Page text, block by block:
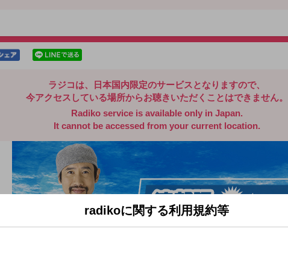
ラジコは、日本国内限定のサービスとなりますので、
今アクセスしている場所からお聴きいただくことはできません。
Radiko service is available only in Japan.
It cannot be accessed from your current location.
radikoに関する利用規約等